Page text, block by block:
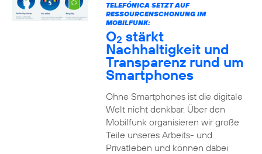
TELEFÓNICA SETZT AUF
RESSOURCENSCHONUNG IM
MOBILFUNK:
O2 stärkt
Nachhaltigkeit und
Transparenz rund um
Smartphones
Ohne Smartphones ist die digitale
Welt nicht denkbar. Über den
Mobilfunk organisieren wir große
Teile unseres Arbeits- und
Privatleben und können dabei